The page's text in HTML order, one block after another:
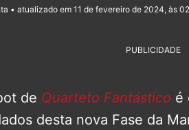
• atualizado em 11 de fevereiro de 2024, às
PUBLICIDADE
de Quarteto Fantástico é
desta nova Fase da